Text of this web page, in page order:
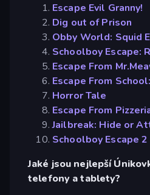
Escape Evil Granny!
Dig out of Prison
Obby World: Squid
Schoolboy Escape:
Escape From
Escape From
Horror Tale
Escape From
Jailbreak: Hide or
Schoolboy Escape 2
Jaké jsou nejlepší
telefony a tablety?